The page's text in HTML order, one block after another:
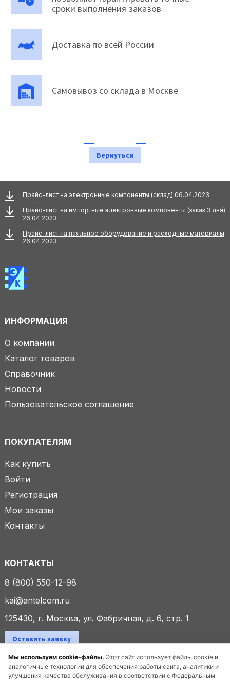
Мы используем cookie-файлы. Этот сайт использует файлы cookie и
аналогичные технологии для обеспечения работы сайта, аналитики и
улучшения качества обслуживания в соответствии с Федеральным
сроки выполнения заказов
Доставка по всей России
Самовывоз со склада в Москве
Вернуться
Прайс-лист на электронные компоненты (склад) 06.04.2023
Прайс-лист на импортные электронные компоненты (заказ 3 дня)
26.04.2023
Прайс-лист на паяльное оборудование и расходные материалы
26.04.2023
ИНФОРМАЦИЯ
О компании
Каталог товаров
Справочник
Новости
Пользовательское соглашение
ПОКУПАТЕЛЯМ
Как купить
Войти
Регистрация
Мои заказы
Контакты
КОНТАКТЫ
8 (800) 550-12-98
kai@antelcom.ru
125430, г. Москва, ул. Фабричная, д. 6, стр. 1
Оставить заявку